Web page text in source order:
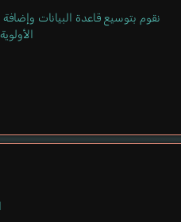
نقوم بتوسيع قاعدة البيانات